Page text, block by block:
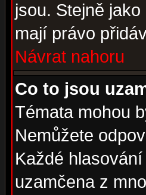
jsou. Stejně
mají právo
Návrat nahoru
Co to jsou
Témata mohou
Nemůžete
Každé
uzamčena z